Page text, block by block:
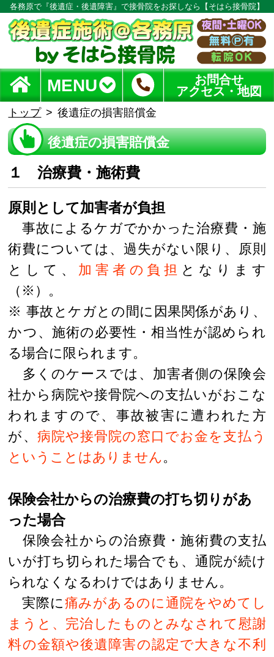
各務原で『後遺症・後遺障害』で接骨院をお探しなら【そはら接骨院】
MENU
お問合せ
アクセス・地図
トップ 後遺症の損害賠償金
後遺症の損害賠償金
１ 治療費・施術費
原則として加害者が負担
事故によるケガでかかった治療費・施
術費については、過失がない限り、原則
として、 加害者の負担 となります
（※）。
※ 事故とケガとの間に因果関係があり、
かつ、施術の必要性・相当性が認められ
る場合に限られます。
多くのケースでは、加害者側の保険会
社から病院や接骨院への支払いがおこな
われますので、事故被害に遭われた方
が、 病院や接骨院の窓口でお金を支払う
ということはありません。
保険会社からの治療費の打ち切りがあ
った場合
保険会社からの治療費・施術費の支払
いが打ち切られた場合でも、通院が続け
られなくなるわけではありません。
実際に痛みがあるのに通院をやめてし
まうと、完治したものとみなされて慰謝
料の金額や後遺障害の認定で大きな不利